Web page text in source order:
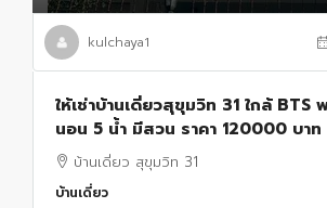
kulchaya1
ให้เช่าบ้านเดี่ยวสุขุมวิท 31 ใกล้
นอน 5 น้ำ มีสวน ราคา 120000 บาท
บ้านเดี่ยว สุขุมวิท 31
บ้านเดี่ยว